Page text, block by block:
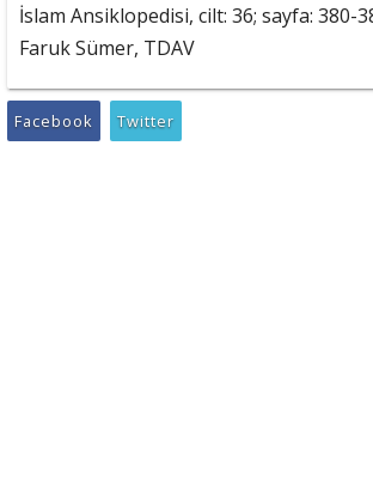
İslam Ansiklopedisi, cilt: 36; sayfa: 380-
Faruk Sümer, TDAV
Facebook Twitter